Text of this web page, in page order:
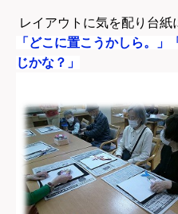
レイアウトに気を配り台紙
「 どこに置こうかしら。 」
じかな？」